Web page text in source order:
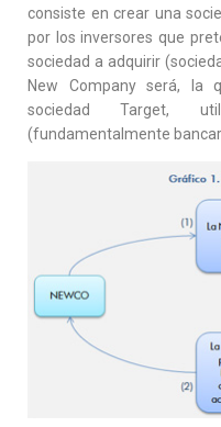
consiste en crear una
por los inversores que
sociedad a adquirir
New Company será, la
sociedad Target,
(fundamentalmente